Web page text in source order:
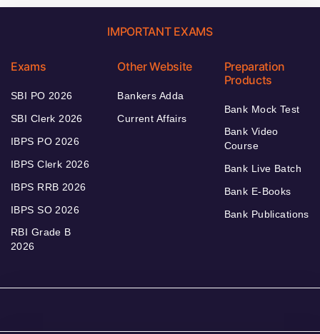
IMPORTANT EXAMS
Exams
SBI PO 2026
SBI Clerk 2026
IBPS PO 2026
IBPS Clerk 2026
IBPS RRB 2026
IBPS SO 2026
RBI Grade B
2026
Other Website
Bankers Adda
Current Affairs
Preparation
Products
Bank Mock Test
Bank Video
Course
Bank Live Batch
Bank E-Books
Bank Publications